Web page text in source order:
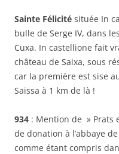
Sainte Félicité située In
bulle de Serge IV, dans
Cuxa. In castellione fait
château de Saixa, sous
car la première est sise
Saissa à 1 km de là !
934 : Mention de » Prats
de donation à l’abbaye
comme étant compris